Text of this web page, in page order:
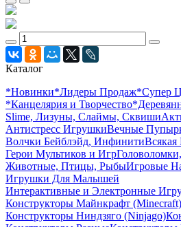
Каталог
*Новинки*Лидеры Продаж*Супер
*Канцелярия и Творчество
Slime, Лизуны, Слаймы, Сквиши
Антистресс ИгрушкиВечные
Волчки Бейблэйд, ИнфинитиВсякая
Герои Мультиков и Игр
Животные, Птицы, РыбыИгровые
Игрушки Для Малышей
Интерактивные и Электронные
Конструкторы Майнкрафт (Minecraft)
Конструкторы Ниндзяго (Ninjago)